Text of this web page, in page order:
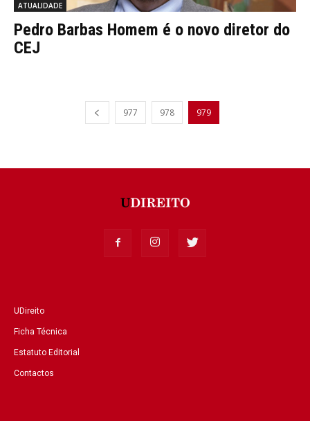
ATUALIDADE
Pedro Barbas Homem é o novo diretor do
CEJ
977 978 979
UDireito
Ficha Técnica
Estatuto Editorial
Contactos